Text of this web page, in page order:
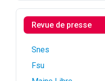
Revue de presse
Snes
Fsu